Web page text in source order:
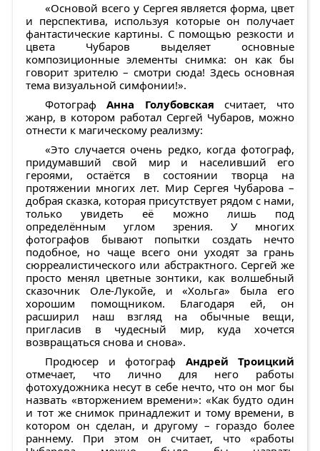
«Основой всего у Сергея является форма, цвет
и перспектива, используя которые он получает
фантастические картины. С помощью резкости и
цвета Чубаров выделяет основные
композиционные элементы снимка: он как бы
говорит зрителю – смотри сюда! Здесь основная
тема визуальной симфонии!».
ФотографАнна Голубовская считает, что
жанр, в котором работал Сергей Чубаров, можно
отнести к магическому реализму:
«Это случается очень редко, когда фотограф,
придумавший свой мир и населивший его
героями, остаётся в состоянии творца на
протяжении многих лет. Мир Сергея Чубарова –
добрая сказка, которая присутствует рядом с нами,
только увидеть её можно лишь под
определённым углом зрения. У многих
фотографов бывают попытки создать нечто
подобное, но чаще всего они уходят за грань
сюрреалистического или абстрактного. Сергей же
просто менял цветные зонтики, как волшебный
сказочник Оле-Лукойе, и «Хольга» была его
хорошим помощником. Благодаря ей, он
расширил наш взгляд на обычные вещи,
пригласив в чудесный мир, куда хочется
возвращаться снова и снова».
Продюсер и фотограф Андрей Троицкий
отмечает, что лично для него работы
фотохудожника несут в себе нечто, что он мог бы
назвать «вторжением времени»: «Как будто один
и тот же снимок принадлежит и тому времени, в
котором он сделан, и другому – гораздо более
раннему. При этом он считает, что «работы